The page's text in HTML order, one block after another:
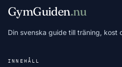
GymGuiden.nu
Din svenska guide till träning, kost
INNEHÅLL